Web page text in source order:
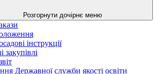
Розгорнути дочірнє меню
інструкції
закупівлі
Державної служби якості освіти